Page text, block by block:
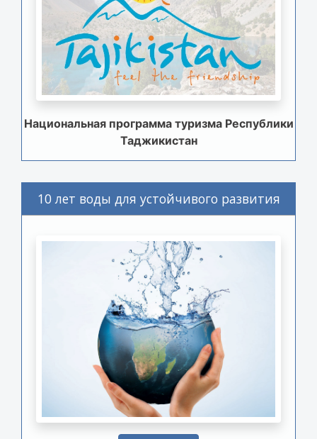
Национальная программа туризма Республики
Таджикистан
10 лет воды для устойчивого развития